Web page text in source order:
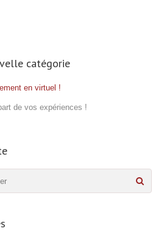
catégorie
en virtuel !
de vos expériences !